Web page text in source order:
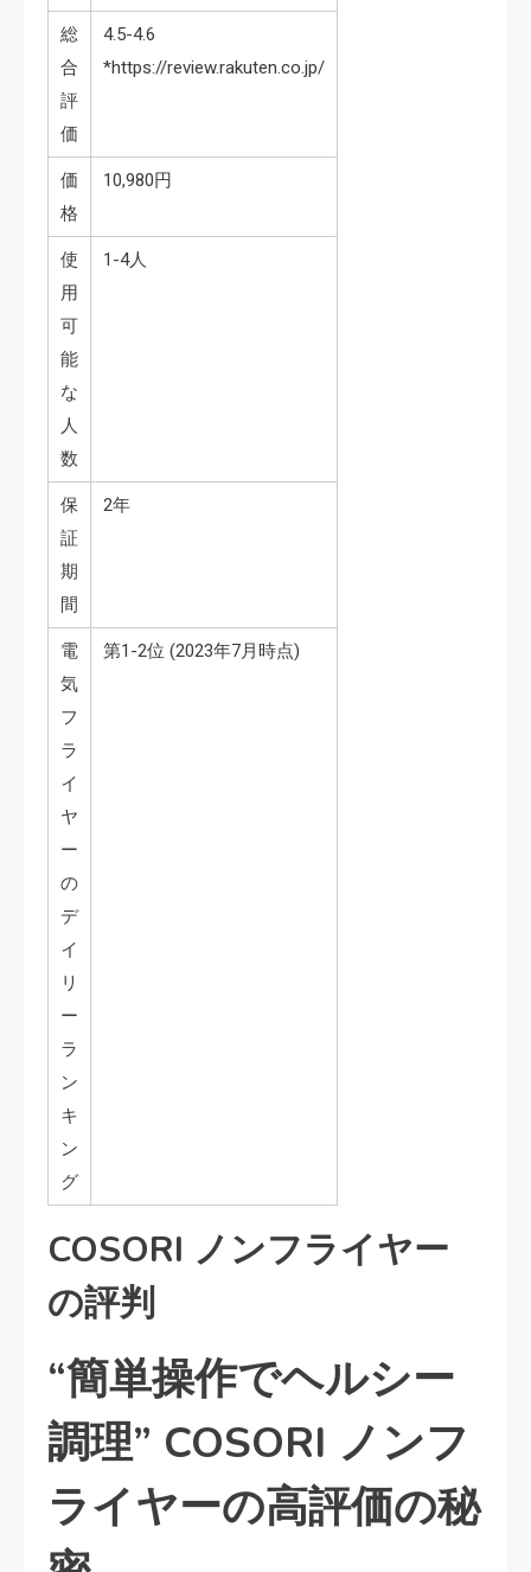
総
合
評
価
4.5-4.6
*https://review.rakuten.co.jp/
価
格
10,980円
使
用
可
能
な
人
数
1-4人
保
証
期
間
2年
電
気
フ
ラ
イ
ヤ
ー
の
デ
イ
リ
ー
ラ
ン
キ
ン
グ
第1-2位 (2023年7月時点)
COSORI ノンフライヤー
の評判
“簡単操作でヘルシー
調理” COSORI ノンフ
ライヤーの高評価の秘